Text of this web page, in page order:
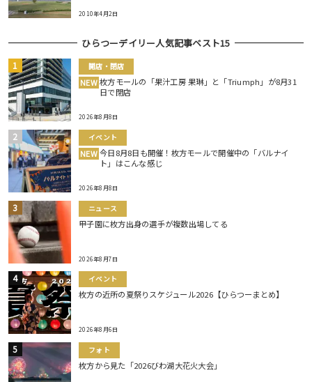
2010年4月2日
ひらつーデイリー人気記事ベスト15
開店・閉店
NEW 枚方モールの「果汁工房 果琳」と「Triumph」が8月31
日で閉店
2026年8月8日
イベント
NEW 今日8月8日も開催！枚方モールで開催中の「バルナイ
ト」はこんな感じ
2026年8月8日
ニュース
甲子園に枚方出身の選手が複数出場してる
2026年8月7日
イベント
枚方の近所の夏祭りスケジュール2026【ひらつーまとめ】
2026年8月6日
フォト
枚方から見た「2026びわ湖大花火大会」